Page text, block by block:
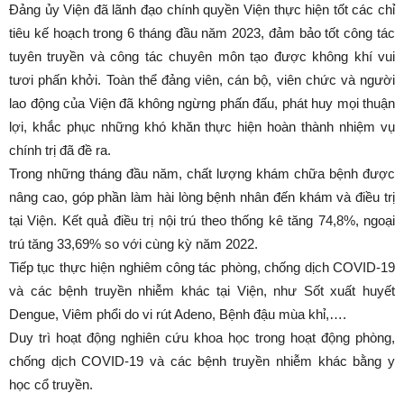
Đảng ủy Viện đã lãnh đạo chính quyền Viện thực hiện tốt các chỉ
tiêu kế hoạch trong 6 tháng đầu năm 2023, đảm bảo tốt công tác
tuyên truyền và công tác chuyên môn tạo được không khí vui
tươi phấn khởi. Toàn thể đảng viên, cán bộ, viên chức và người
lao động của Viện đã không ngừng phấn đấu, phát huy mọi thuận
lợi, khắc phục những khó khăn thực hiện hoàn thành nhiệm vụ
chính trị đã đề ra.
Trong những tháng đầu năm, chất lượng khám chữa bệnh được
nâng cao, góp phần làm hài lòng bệnh nhân đến khám và điều trị
tại Viện. Kết quả điều trị nội trú theo thống kê tăng 74,8%, ngoại
trú tăng 33,69% so với cùng kỳ năm 2022.
Tiếp tục thực hiện nghiêm công tác phòng, chống dịch COVID-19
và các bệnh truyền nhiễm khác tại Viện, như Sốt xuất huyết
Dengue, Viêm phổi do vi rút Adeno, Bệnh đậu mùa khỉ,….
Duy trì hoạt động nghiên cứu khoa học trong hoạt động phòng,
chống dịch COVID-19 và các bệnh truyền nhiễm khác bằng y
học cổ truyền.